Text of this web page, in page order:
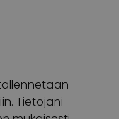
Tietojani